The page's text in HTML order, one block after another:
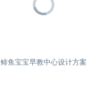
鲱鱼宝宝早教中心设计方案